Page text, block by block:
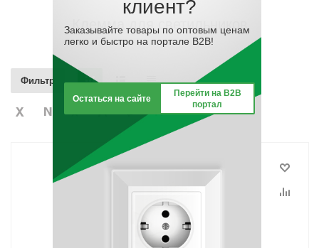
Клемма для светильников
Фильтр
клиент?
Заказывайте товары по оптовым ценам
легко и быстро на портале B2B!
Остаться на сайте
Перейти на B2B
портал